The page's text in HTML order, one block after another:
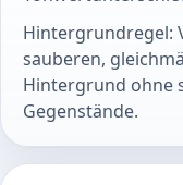
Hintergrundregel:
sauberen,
Hintergrund ohne
Gegenstände.